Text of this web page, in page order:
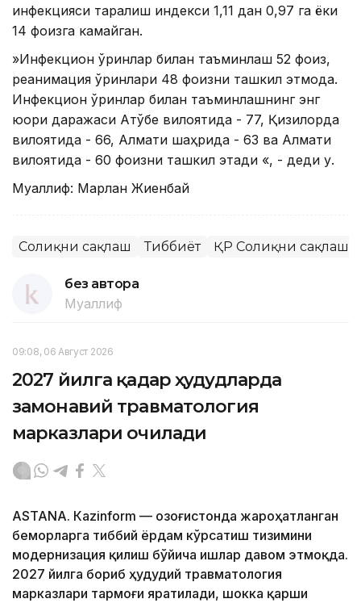
инфекцияси тарқалиш индекси 1,11 дан 0,97 га ёки
14 фоизга камайган.
»Инфекцион ўринлар билан таъминлаш 52 фоиз,
реанимация ўринлари 48 фоизни ташкил этмоқда.
Инфекцион ўринлар билан таъминлашнинг энг
юқори даражаси Ақтўбе вилоятида - 77, Қизилорда
вилоятида - 66, Алмати шаҳрида - 63 ва Алмати
вилоятида - 60 фоизни ташкил этади «, - деди у.
Муаллиф: Марлан Жиенбай
Соғлиқни сақлаш Тиббиёт ҚР Соғлиқни сақлаш
без автора
Муаллиф
09:08, 06 Август 2026
2027 йилга қадар ҳудудларда
замонавий травматология
марказлари очилади
ASTANА. Кazinform — Қозоғистонда жароҳатланган
беморларга тиббий ёрдам кўрсатиш тизимини
модернизация қилиш бўйича ишлар давом этмоқда.
2027 йилга бориб ҳудудий травматология
марказлари тармоғи яратилади, шокка қарши